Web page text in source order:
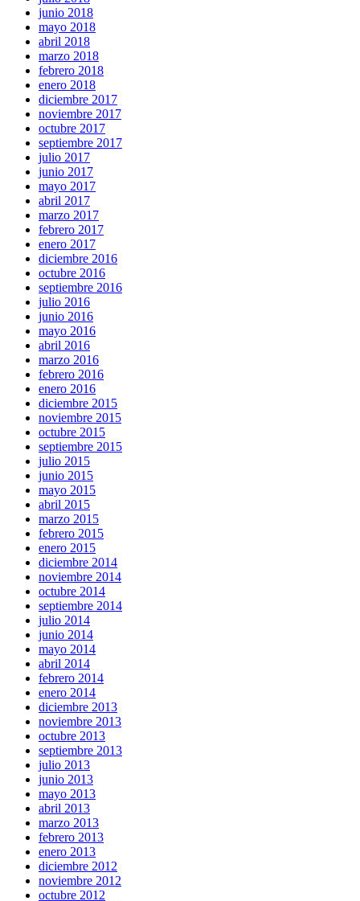
junio 2018
mayo 2018
abril 2018
marzo 2018
febrero 2018
enero 2018
diciembre 2017
noviembre 2017
octubre 2017
septiembre 2017
julio 2017
junio 2017
mayo 2017
abril 2017
marzo 2017
febrero 2017
enero 2017
diciembre 2016
octubre 2016
septiembre 2016
julio 2016
junio 2016
mayo 2016
abril 2016
marzo 2016
febrero 2016
enero 2016
diciembre 2015
noviembre 2015
octubre 2015
septiembre 2015
julio 2015
junio 2015
mayo 2015
abril 2015
marzo 2015
febrero 2015
enero 2015
diciembre 2014
noviembre 2014
octubre 2014
septiembre 2014
julio 2014
junio 2014
mayo 2014
abril 2014
febrero 2014
enero 2014
diciembre 2013
noviembre 2013
octubre 2013
septiembre 2013
julio 2013
junio 2013
mayo 2013
abril 2013
marzo 2013
febrero 2013
enero 2013
diciembre 2012
noviembre 2012
octubre 2012